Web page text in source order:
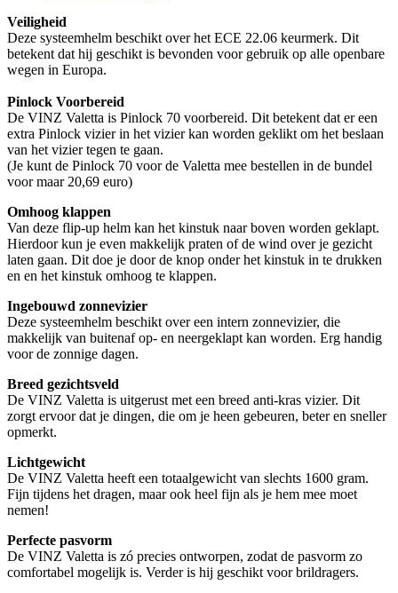
Veiligheid
Deze systeemhelm beschikt over het ECE 22.06 keurmerk. Dit
betekent dat hij geschikt is bevonden voor gebruik op alle openbare
wegen in Europa.
Pinlock Voorbereid
De VINZ Valetta is Pinlock 70 voorbereid. Dit betekent dat er een
extra Pinlock vizier in het vizier kan worden geklikt om het beslaan
van het vizier tegen te gaan.
(Je kunt de Pinlock 70 voor de Valetta mee bestellen in de bundel
voor maar 20,69 euro)
Omhoog klappen
Van deze flip-up helm kan het kinstuk naar boven worden geklapt.
Hierdoor kun je even makkelijk praten of de wind over je gezicht
laten gaan. Dit doe je door de knop onder het kinstuk in te drukken
en en het kinstuk omhoog te klappen.
Ingebouwd zonnevizier
Deze systeemhelm beschikt over een intern zonnevizier, die
makkelijk van buitenaf op- en neergeklapt kan worden. Erg handig
voor de zonnige dagen.
Breed gezichtsveld
De VINZ Valetta is uitgerust met een breed anti-kras vizier. Dit
zorgt ervoor dat je dingen, die om je heen gebeuren, beter en sneller
opmerkt.
Lichtgewicht
De VINZ Valetta heeft een totaalgewicht van slechts 1600 gram.
Fijn tijdens het dragen, maar ook heel fijn als je hem mee moet
nemen!
Perfecte pasvorm
De VINZ Valetta is zó precies ontworpen, zodat de pasvorm zo
comfortabel mogelijk is. Verder is hij geschikt voor brildragers.